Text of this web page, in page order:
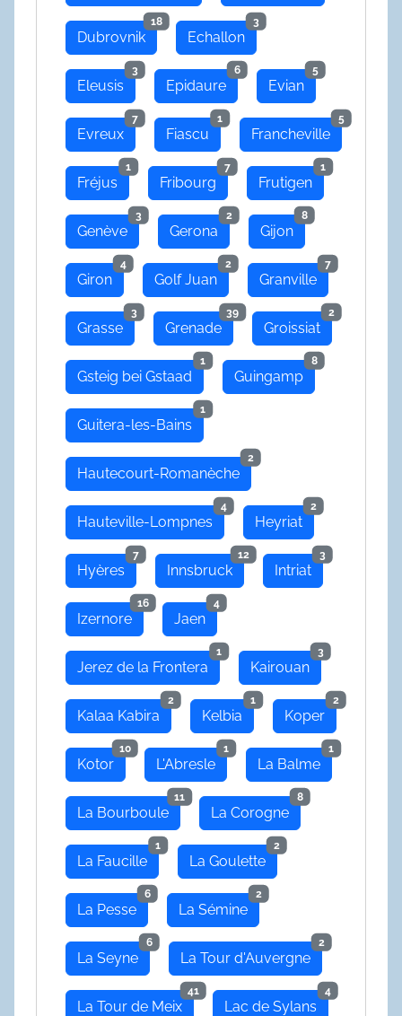
Dubrovnik
18
Echallon
3
Eleusis
3
Epidaure
6
Evian
5
Evreux
7
Fiascu
1
Francheville
5
Fréjus
1
Fribourg
7
Frutigen
1
Genève
3
Gerona
2
Gijon
8
Giron
4
Golf Juan
2
Granville
7
Grasse
3
Grenade
39
Groissiat
2
Gsteig bei Gstaad
1
Guingamp
8
Guitera-les-Bains
1
Hautecourt-Romanèche
2
Hauteville-Lompnes
4
Heyriat
2
Hyères
7
Innsbruck
12
Intriat
3
Izernore
16
Jaen
4
Jerez de la Frontera
1
Kairouan
3
Kalaa Kabira
2
Kelbia
1
Koper
2
Kotor
10
L'Abresle
1
La Balme
1
La Bourboule
11
La Corogne
8
La Faucille
1
La Goulette
2
La Pesse
6
La Sémine
2
La Seyne
6
La Tour d'Auvergne
2
La Tour de Meix
41
Lac de Sylans
4